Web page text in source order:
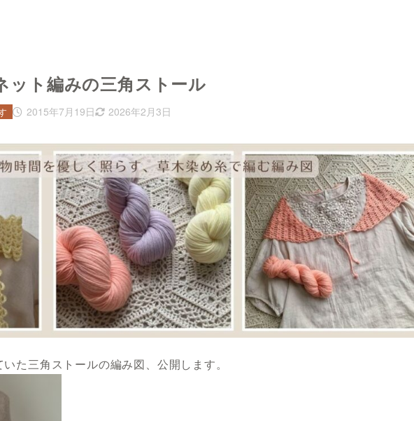
ット編みの三角ストール
2015年7月19日 2026年2月3日
た三角ストールの編み図、公開します。